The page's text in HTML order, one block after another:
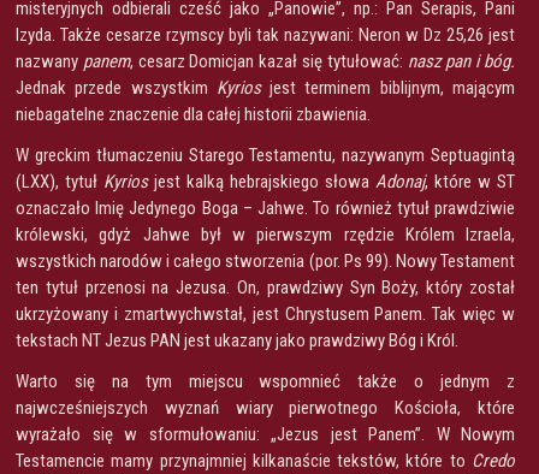
misteryjnych odbierali cześć jako „Panowie”, np.: Pan Serapis, Pani
Izyda. Także cesarze rzymscy byli tak nazywani: Neron w Dz 25,26 jest
nazwany panem, cesarz Domicjan kazał się tytułować: nasz pan i bóg.
Jednak przede wszystkim Kyriosjest terminem biblijnym, mającym
niebagatelne znaczenie dla całej historii zbawienia.
W greckim tłumaczeniu Starego Testamentu, nazywanym Septuagintą
(LXX), tytuł Kyriosjest kalką hebrajskiego słowa Adonaj, które w ST
oznaczało Imię Jedynego Boga – Jahwe. To również tytuł prawdziwie
królewski, gdyż Jahwe był w pierwszym rzędzie Królem Izraela,
wszystkich narodów i całego stworzenia (por. Ps 99). Nowy Testament
ten tytuł przenosi na Jezusa. On, prawdziwy Syn Boży, który został
ukrzyżowany i zmartwychwstał, jest Chrystusem Panem. Tak więc w
tekstach NT Jezus PAN jest ukazany jako prawdziwy Bóg i Król.
Warto się na tym miejscu wspomnieć także o jednym z
najwcześniejszych wyznań wiary pierwotnego Kościoła, które
wyrażało się w sformułowaniu: „Jezus jest Panem”. W Nowym
Testamencie mamy przynajmniej kilkanaście tekstów, które to Credo